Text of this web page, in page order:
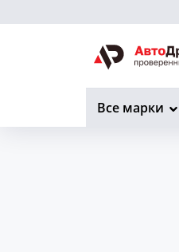
Все марки